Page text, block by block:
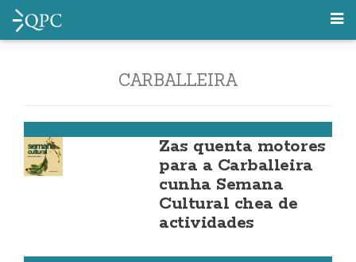
CARBALLEIRA
Zas quenta motores
para a Carballeira
cunha Semana
Cultural chea de
actividades